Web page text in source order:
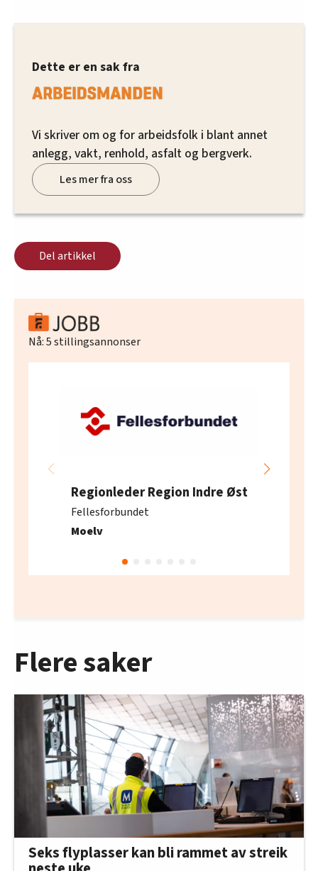
Dette er en sak fra
Vi skriver om og for arbeidsfolk i blant annet
anlegg, vakt, renhold, asfalt og bergverk.
Les mer fra oss
Del artikkel
Nå:5stillingsannonser
Regionleder Region Indre Øst
Fellesforbundet
Moelv
Flere saker
Seks flyplasser kan bli rammet av streik